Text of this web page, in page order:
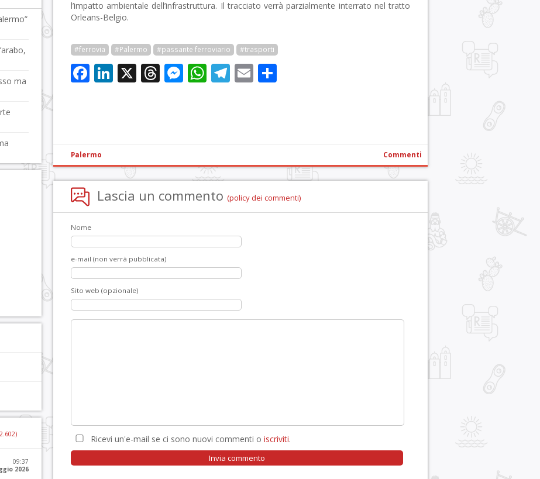
l’impatto ambientale dell’infrastruttura. Il tracciato verrà parzialmente interrato nel tratto
Orleans-Belgio.
#ferrovia #Palermo #passante ferroviario #trasporti
Facebook
LinkedIn
X Threads
Messenger
WhatsApp
Telegram
Email
Palermo Commenti
Lascia un commento (policy dei commenti)
Nome
e-mail (non verrà pubblicata)
Sito web (opzionale)
Ricevi un'e-mail se ci sono nuovi commenti o iscriviti.
ma
09:37
2026